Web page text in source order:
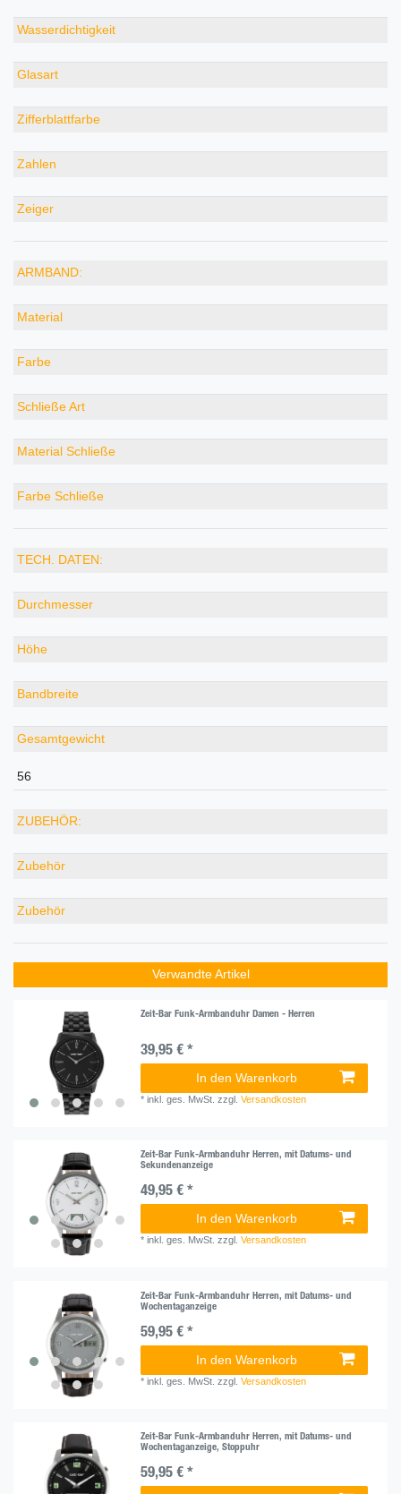
Wasserdichtigkeit
Glasart
Zifferblattfarbe
Zahlen
Zeiger
ARMBAND:
Material
Farbe
Schließe Art
Material Schließe
Farbe Schließe
TECH. DATEN:
Durchmesser
Höhe
Bandbreite
Gesamtgewicht
56
ZUBEHÖR:
Zubehör
Zubehör
Verwandte Artikel
Zeit-Bar Funk-Armbanduhr Damen - Herren
39,95 € *
In den Warenkorb
*inkl. ges. MwSt. zzgl.Versandkosten
Zeit-Bar Funk-Armbanduhr Herren, mit Datums- und
Sekundenanzeige
49,95 € *
In den Warenkorb
*inkl. ges. MwSt. zzgl.Versandkosten
Zeit-Bar Funk-Armbanduhr Herren, mit Datums- und
Wochentaganzeige
59,95 € *
In den Warenkorb
*inkl. ges. MwSt. zzgl.Versandkosten
Zeit-Bar Funk-Armbanduhr Herren, mit Datums- und
Wochentaganzeige, Stoppuhr
59,95 € *